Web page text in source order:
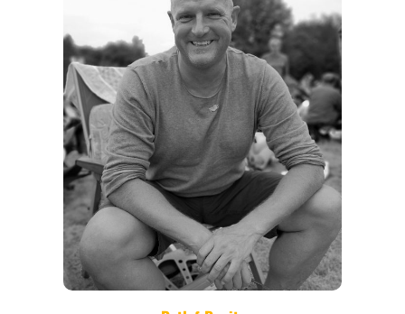
REGIONEN
ORTE
EVENTS